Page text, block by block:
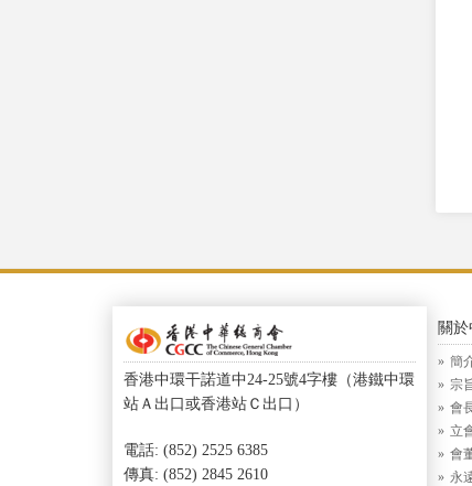
香港中環干諾道中24-25號4字樓（港鐵中環
站Ａ出口或香港站Ｃ出口）
電話: (852) 2525 6385
傳真: (852) 2845 2610
關
簡
宗
會
立
會
永